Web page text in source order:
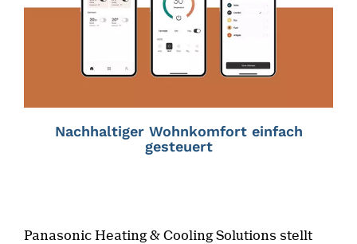
Nachhaltiger Wohnkomfort einfach
gesteuert
Panasonic Heating & Cooling Solutions stellt